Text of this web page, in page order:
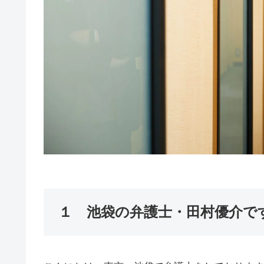
１ 池袋の弁護士・田村優介で